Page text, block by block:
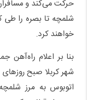
حرکت می‌کند و
شلمچه تا بصره را طی
خواهند کرد.
بنا بر اعلام راه‌آهن
شهر کربلا صبح
اتوبوس به مرز